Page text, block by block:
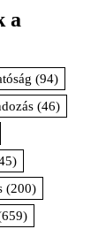
a
(94)
(46)
(200)